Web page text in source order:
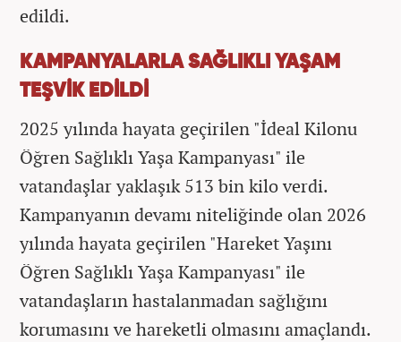
edildi.
KAMPANYALARLA SAĞLIKLI YAŞAM
TEŞVİK EDİLDİ
2025 yılında hayata geçirilen "İdeal Kilonu
Öğren Sağlıklı Yaşa Kampanyası" ile
vatandaşlar yaklaşık 513 bin kilo verdi.
Kampanyanın devamı niteliğinde olan 2026
yılında hayata geçirilen "Hareket Yaşını
Öğren Sağlıklı Yaşa Kampanyası" ile
vatandaşların hastalanmadan sağlığını
korumasını ve hareketli olmasını amaçlandı.